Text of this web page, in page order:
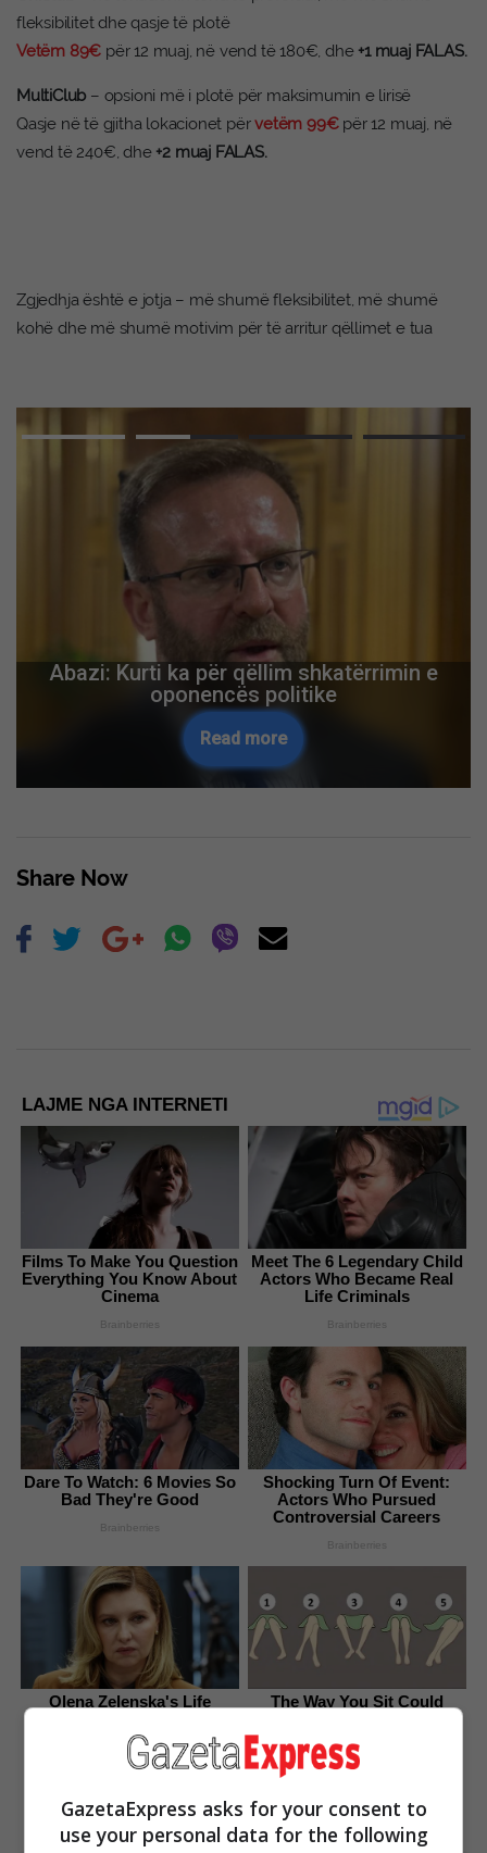
fleksibilitet dhe qasje të plotë
Vetëm 89€ për 12 muaj, në vend të 180€, dhe +1 muaj FALAS.
MultiClub – opsioni më i plotë për maksimumin e lirisë
Qasje në të gjitha lokacionet përvetëm 99€për 12 muaj, në
vend të 240€, dhe+2 muaj FALAS.
Zgjedhja është e jotja – më shumë fleksibilitet, më shumë
kohë dhe më shumë motivim për të arritur qëllimet e tua
Abazi: Kurti ka për qëllim shkatërrimin e
oponencës politike
Read more
Share Now
LAJME NGA INTERNETI
Films To Make You Question
Everything You Know About
Cinema
Brainberries
Meet The 6 Legendary Child
Actors Who Became Real
Life Criminals
Brainberries
Dare To Watch: 6 Movies So
Bad They're Good
Brainberries
Shocking Turn Of Event:
Actors Who Pursued
Controversial Careers
Brainberries
Olena Zelenska's Life
Brainberries
The Way You Sit Could
Brainberries
GazetaExpress asks for your consent to
use your personal data for the following